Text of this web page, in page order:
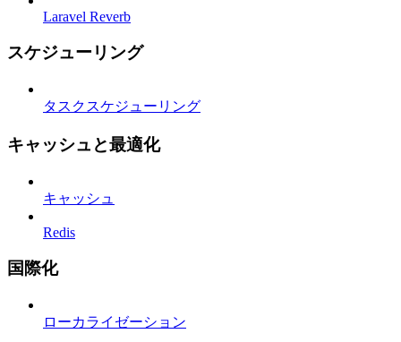
Laravel Reverb
スケジューリング
タスクスケジューリング
キャッシュと最適化
キャッシュ
Redis
国際化
ローカライゼーション